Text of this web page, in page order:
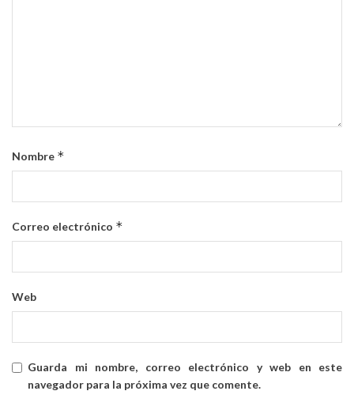
Nombre *
Correo electrónico *
Web
Guarda mi nombre, correo electrónico y web en este
navegador para la próxima vez que comente.